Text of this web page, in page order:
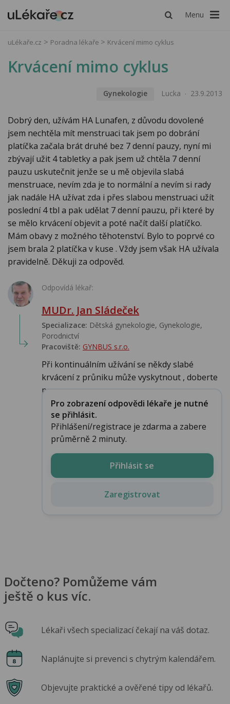
Menu
uLékaře.cz Poradna lékaře Krvácení mimo cyklus
Krvácení mimo cyklus
Gynekologie Lucka 23.9.2013
Dobrý den, užívám HA Lunafen, z důvodu dovolené
jsem nechtěla mít menstruaci tak jsem po dobrání
platíčka začala brát druhé bez 7 denní pauzy, nyní mi
zbývají užit 4 tabletky a pak jsem už chtěla 7 denní
pauzu uskutečnit jenže se u mě objevila slabá
menstruace, nevím zda je to normální a nevím si rady
jak nadále HA užívat zda i přes slabou menstruaci užít
poslední 4 tbl a pak udělat 7 denní pauzu, při které by
se mělo krvácení objevit a poté načít další platíčko.
Mám obavy z možného těhotenství. Bylo to poprvé co
jsem brala 2 platíčka v kuse . Vždy jsem však HA užívala
pravidelně. Děkuji za odpověd.
Odpovídá lékař:
MUDr. Jan Sládeček
Specializace: Dětská gynekologie, Gynekologie,
Porodnictví
Pracoviště: GYNBUS s.r.o.
Při kontinuálním užívání se někdy slabé
krvácení z průniku může vyskytnout , doberte
p...
Pro zobrazení odpovědi lékaře je nutné
se přihlásit.
Přihlášení/registrace je zdarma a zabere
průměrně 2 minuty.
Přihlásit se
Zaregistrovat
Dočteno? Pomůžeme vám
ještě o kus víc.
Lékaři všech specializací čekají na váš dotaz.
Naplánujte si prevenci s chytrým kalendářem.
Objevujte praktické a ověřené tipy od lékařů.